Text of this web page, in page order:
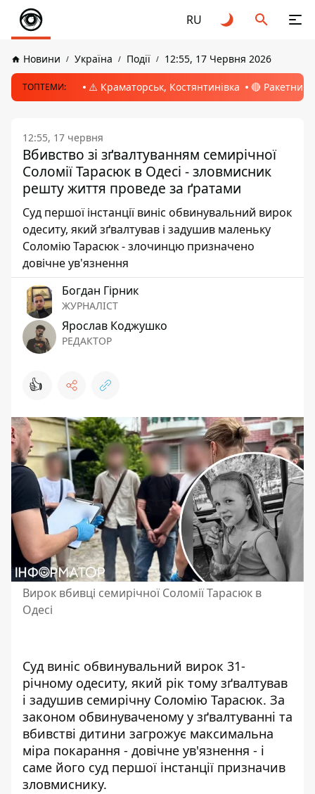
RU
Новини Україна Події 12:55, 17 Червня 2026
ТОПТЕМИ: ⚠️ Краматорськ, Костянтинівка 🔴 Ракетний
12:55, 17 червня
Вбивство зі зґвалтуванням семирічної
Соломії Тарасюк в Одесі - зловмисник
решту життя проведе за ґратами
Суд першої інстанції виніс обвинувальний вирок
одеситу, який зґвалтував і задушив маленьку
Соломію Тарасюк - злочинцю призначено
довічне ув'язнення
Богдан Гірник
ЖУРНАЛІСТ
Ярослав Коджушко
РЕДАКТОР
👍
Вирок вбивці семирічної Соломії Тарасюк в
Одесі
Суд виніс обвинувальний вирок 31-
річному одеситу, який рік тому зґвалтував
і задушив семирічну Соломію Тарасюк. За
законом обвинуваченому у зґвалтуванні та
вбивстві дитини загрожує максимальна
міра покарання - довічне ув'язнення - і
саме його суд першої інстанції призначив
зловмиснику.